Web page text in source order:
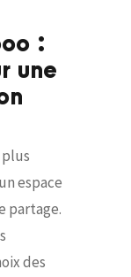
:
une
plus
espace
partage.
des